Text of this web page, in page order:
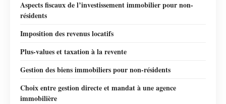
Aspects fiscaux de l’investissement immobilier pour non-
résidents
Imposition des revenus locatifs
Plus-values et taxation à la revente
Gestion des biens immobiliers pour non-résidents
Choix entre gestion directe et mandat à une agence
immobilière